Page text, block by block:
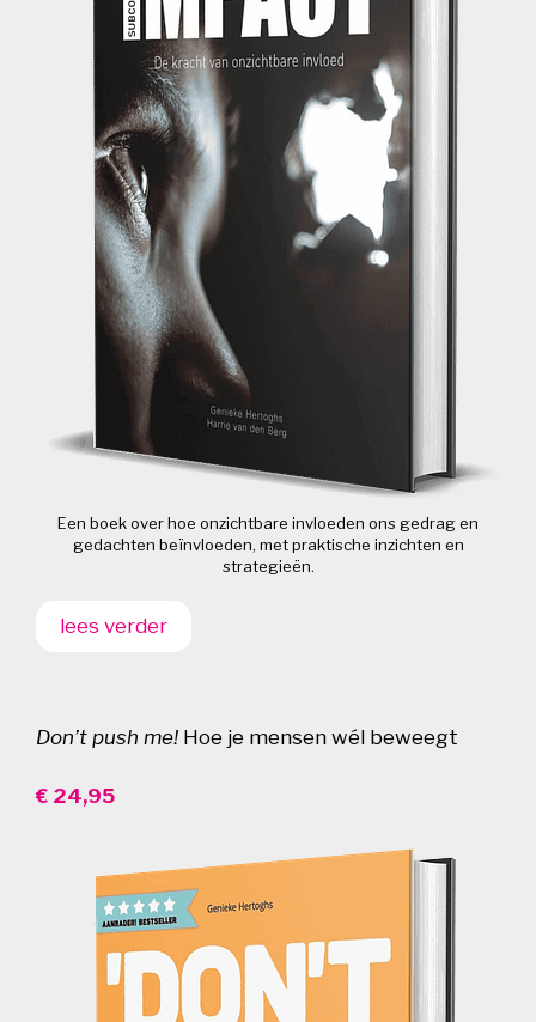
Een boek over hoe onzichtbare invloeden ons gedrag en
gedachten beïnvloeden, met praktische inzichten en
strategieën.
lees verder
Don’t push me! Hoe je mensen wél beweegt
€ 24,95